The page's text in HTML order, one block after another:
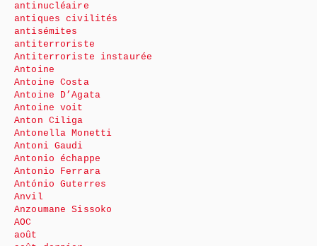
antinucléaire
antiques civilités
antisémites
antiterroriste
Antiterroriste instaurée
Antoine
Antoine Costa
Antoine D’Agata
Antoine voit
Anton Ciliga
Antonella Monetti
Antoni Gaudi
Antonio échappe
Antonio Ferrara
António Guterres
Anvil
Anzoumane Sissoko
AOC
août